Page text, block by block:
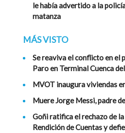
le había advertido a la
matanza
MÁS VISTO
Se reaviva el conflicto en el
Paro en Terminal Cuenca
MVOT inaugura viviendas
Muere Jorge Messi, padre
Goñi ratifica el rechazo de
Rendición de Cuentas y